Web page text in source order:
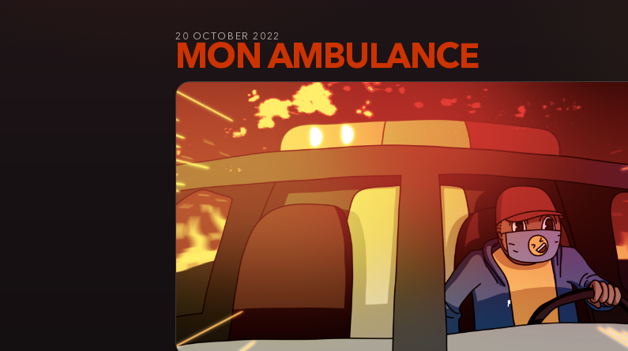
20 OCTOBER 2022
MON AMBULANCE